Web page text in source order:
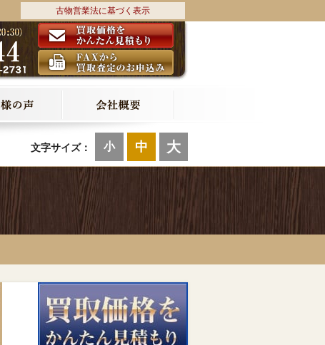
古物営業法に基づく表示
文字サイズ： 小 中 大